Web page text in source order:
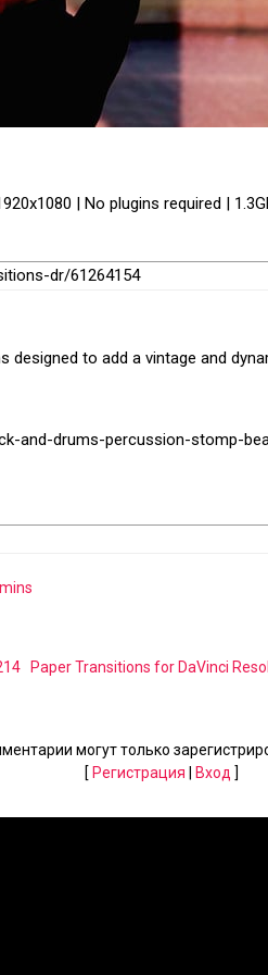
| No plugins required |
dr/61264154
to add a vintage and
and-drums-percussion-stomp-
Paper Transitions for DaVinci
могут только
[ Регистрация Вход ]